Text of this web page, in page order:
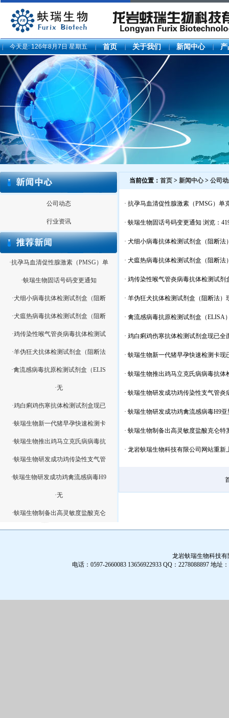
今天是:126年8月7日 星期五 首页 关于我们 新闻中心 产
公司动态
行业资讯
·抗孕马血清促性腺激素（PMSG）单
·蚨瑞生物固话号码变更通知
·犬细小病毒抗体检测试剂盒（阻断
·犬瘟热病毒抗体检测试剂盒（阻断
·鸡传染性喉气管炎病毒抗体检测试
·羊伪狂犬抗体检测试剂盒（阻断法
·禽流感病毒抗原检测试剂盒（ELIS
·无
·鸡白痢鸡伤寒抗体检测试剂盒现已
·蚨瑞生物新一代猪早孕快速检测卡
·蚨瑞生物推出鸡马立克氏病病毒抗
·蚨瑞生物研发成功鸡传染性支气管
·蚨瑞生物研发成功鸡禽流感病毒H9
·无
·蚨瑞生物制备出高灵敏度盐酸克仑
当前位置： 首页 > 新闻中心> 公司
· 抗孕马血清促性腺激素（PMSG）单
· 蚨瑞生物固话号码变更通知 浏览：
· 犬细小病毒抗体检测试剂盒（阻断法
· 犬瘟热病毒抗体检测试剂盒（阻断法
· 鸡传染性喉气管炎病毒抗体检测试剂
· 羊伪狂犬抗体检测试剂盒（阻断法）
· 禽流感病毒抗原检测试剂盒（ELISA
· 鸡白痢鸡伤寒抗体检测试剂盒现已全
· 蚨瑞生物新一代猪早孕快速检测卡现
· 蚨瑞生物推出鸡马立克氏病病毒抗体
· 蚨瑞生物研发成功鸡传染性支气管炎
· 蚨瑞生物研发成功鸡禽流感病毒H9
· 蚨瑞生物制备出高灵敏度盐酸克仑特
· 龙岩蚨瑞生物科技有限公司网站重新
龙岩蚨瑞生物科技
电话：0597-2660083 13656922933 QQ：2278088897 地